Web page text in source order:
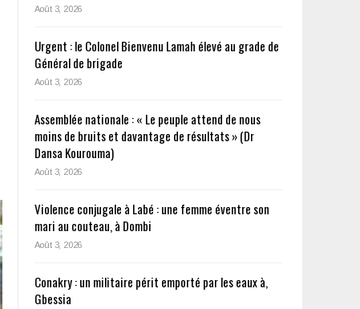
Août 3, 2026
Urgent : le Colonel Bienvenu Lamah élevé au grade de
Général de brigade
Août 3, 2026
Assemblée nationale : « Le peuple attend de nous
moins de bruits et davantage de résultats » (Dr
Dansa Kourouma)
Août 3, 2026
Violence conjugale à Labé : une femme éventre son
mari au couteau, à Dombi
Août 3, 2026
Conakry : un militaire périt emporté par les eaux à,
Gbessia